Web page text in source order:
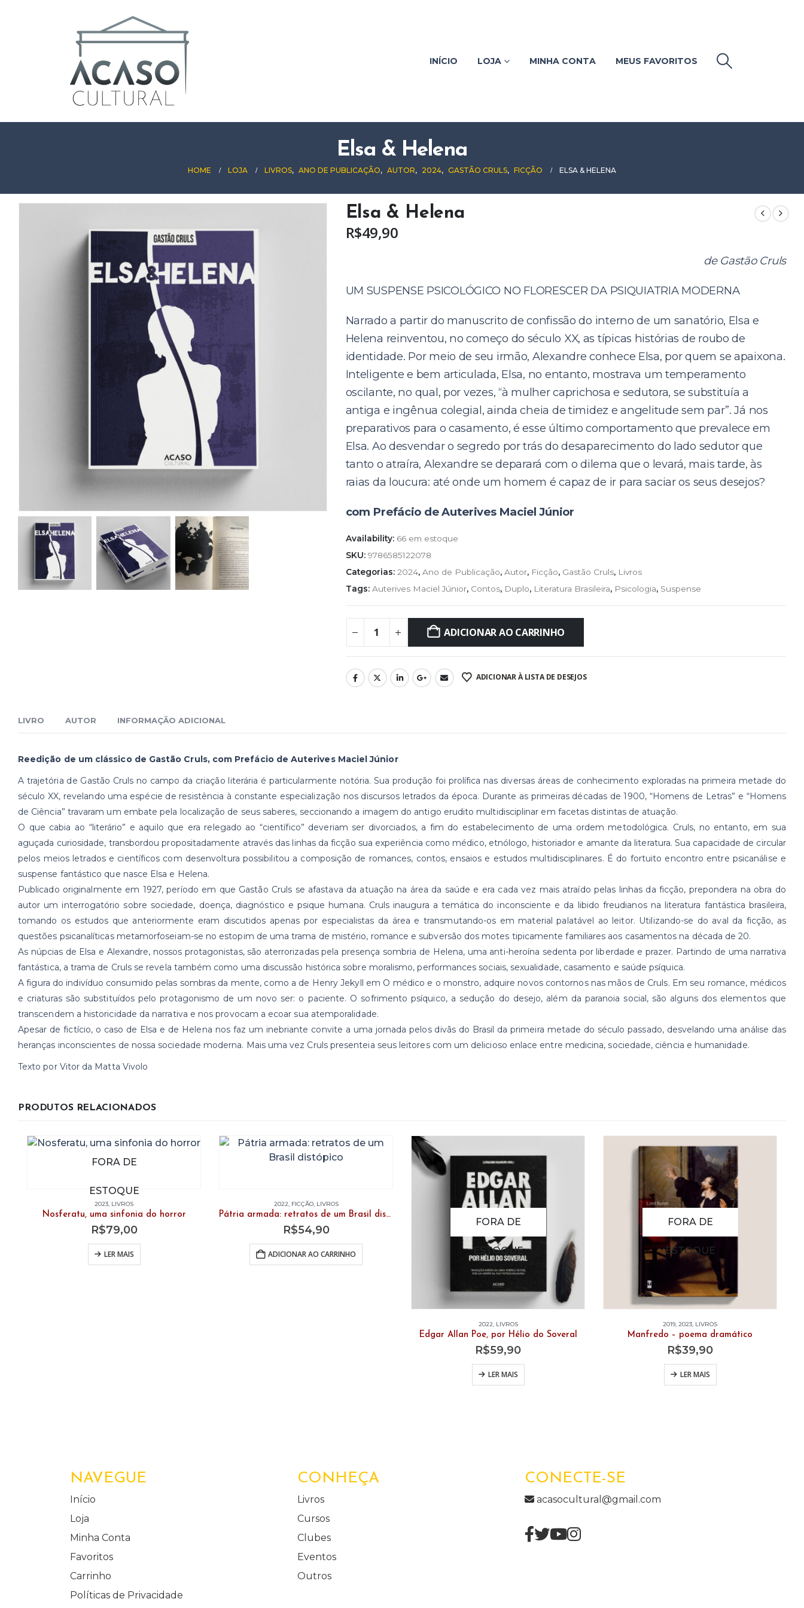
INÍCIO LOJA MINHA CONTA MEUS FAVORITOS
Elsa & Helena
HOME LOJA LIVROS, ANO DE PUBLICAÇÃO, AUTOR, 2024, GASTÃO CRULS, FICÇÃO ELSA & HELENA
Elsa & Helena
R$49,90
de Gastão Cruls
UM SUSPENSE PSICOLÓGICO NO FLORESCER DA PSIQUIATRIA MODERNA
Narrado a partir do manuscrito de confissão do interno de um sanatório, Elsa e
Helena reinventou, no começo do século XX, as típicas histórias de roubo de
identidade. Por meio de seu irmão, Alexandre conhece Elsa, por quem se apaixona.
Inteligente e bem articulada, Elsa, no entanto, mostrava um temperamento
oscilante, no qual, por vezes, “à mulher caprichosa e sedutora, se substituía a
antiga e ingênua colegial, ainda cheia de timidez e angelitude sem par”. Já nos
preparativos para o casamento, é esse último comportamento que prevalece em
Elsa. Ao desvendar o segredo por trás do desaparecimento do lado sedutor que
tanto o atraíra, Alexandre se deparará com o dilema que o levará, mais tarde, às
raias da loucura: até onde um homem é capaz de ir para saciar os seus desejos?
com Prefácio de Auterives Maciel Júnior
Availability: 66 em estoque
SKU: 9786585122078
Categorias: 2024, Ano de Publicação, Autor, Ficção, Gastão Cruls, Livros
Tags: Auterives Maciel Júnior, Contos, Duplo, Literatura Brasileira, Psicologia, Suspense
ADICIONAR AO CARRINHO
ADICIONAR À LISTA DE DESEJOS
LIVRO AUTOR INFORMAÇÃO ADICIONAL
Reedição de um clássico de Gastão Cruls, com Prefácio de Auterives Maciel Júnior
A trajetória de Gastão Cruls no campo da criação literária é particularmente notória. Sua produção foi prolífica nas diversas áreas de conhecimento exploradas na primeira metade do
século XX, revelando uma espécie de resistência à constante especialização nos discursos letrados da época. Durante as primeiras décadas de 1900, “Homens de Letras” e “Homens
de Ciência” travaram um embate pela localização de seus saberes, seccionando a imagem do antigo erudito multidisciplinar em facetas distintas de atuação.
O que cabia ao “literário” e aquilo que era relegado ao “científico” deveriam ser divorciados, a fim do estabelecimento de uma ordem metodológica. Cruls, no entanto, em sua
aguçada curiosidade, transbordou propositadamente através das linhas da ficção sua experiência como médico, etnólogo, historiador e amante da literatura. Sua capacidade de circular
pelos meios letrados e científicos com desenvoltura possibilitou a composição de romances, contos, ensaios e estudos multidisciplinares. É do fortuito encontro entre psicanálise e
suspense fantástico que nasce Elsa e Helena.
Publicado originalmente em 1927, período em que Gastão Cruls se afastava da atuação na área da saúde e era cada vez mais atraído pelas linhas da ficção, prepondera na obra do
autor um interrogatório sobre sociedade, doença, diagnóstico e psique humana. Cruls inaugura a temática do inconsciente e da libido freudianos na literatura fantástica brasileira,
tomando os estudos que anteriormente eram discutidos apenas por especialistas da área e transmutando-os em material palatável ao leitor. Utilizando-se do aval da ficção, as
questões psicanalíticas metamorfoseiam-se no estopim de uma trama de mistério, romance e subversão dos motes tipicamente familiares aos casamentos na década de 20.
As núpcias de Elsa e Alexandre, nossos protagonistas, são aterrorizadas pela presença sombria de Helena, uma anti-heroína sedenta por liberdade e prazer. Partindo de uma narrativa
fantástica, a trama de Cruls se revela também como uma discussão histórica sobre moralismo, performances sociais, sexualidade, casamento e saúde psíquica.
A figura do indivíduo consumido pelas sombras da mente, como a de Henry Jekyll em O médico e o monstro, adquire novos contornos nas mãos de Cruls. Em seu romance, médicos
e criaturas são substituídos pelo protagonismo de um novo ser: o paciente. O sofrimento psíquico, a sedução do desejo, além da paranoia social, são alguns dos elementos que
transcendem a historicidade da narrativa e nos provocam a ecoar sua atemporalidade.
Apesar de fictício, o caso de Elsa e de Helena nos faz um inebriante convite a uma jornada pelos divãs do Brasil da primeira metade do século passado, desvelando uma análise das
heranças inconscientes de nossa sociedade moderna. Mais uma vez Cruls presenteia seus leitores com um delicioso enlace entre medicina, sociedade, ciência e humanidade.
Texto por Vitor da Matta Vivolo
PRODUTOS RELACIONADOS
FORA DE
ESTOQUE
2023, LIVROS
Nosferatu, uma sinfonia do horror
R$79,00
LER MAIS
2022, FICÇÃO, LIVROS
Pátria armada: retratos de um Brasil distópico
R$54,90
ADICIONAR AO CARRINHO
FORA DE
ESTOQUE
2022, LIVROS
Edgar Allan Poe, por Hélio do Soveral
R$59,90
LER MAIS
FORA DE
ESTOQUE
2019, 2023, LIVROS
Manfredo – poema dramático
R$39,90
LER MAIS
NAVEGUE
Início
Loja
Minha Conta
Favoritos
Carrinho
Políticas de Privacidade
CONHEÇA
Livros
Cursos
Clubes
Eventos
Outros
CONECTE-SE
acasocultural@gmail.com